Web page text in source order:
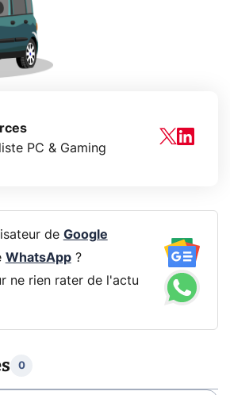
PC & Gaming
de Google
WhatsApp?
ne rien rater de l'actu
0